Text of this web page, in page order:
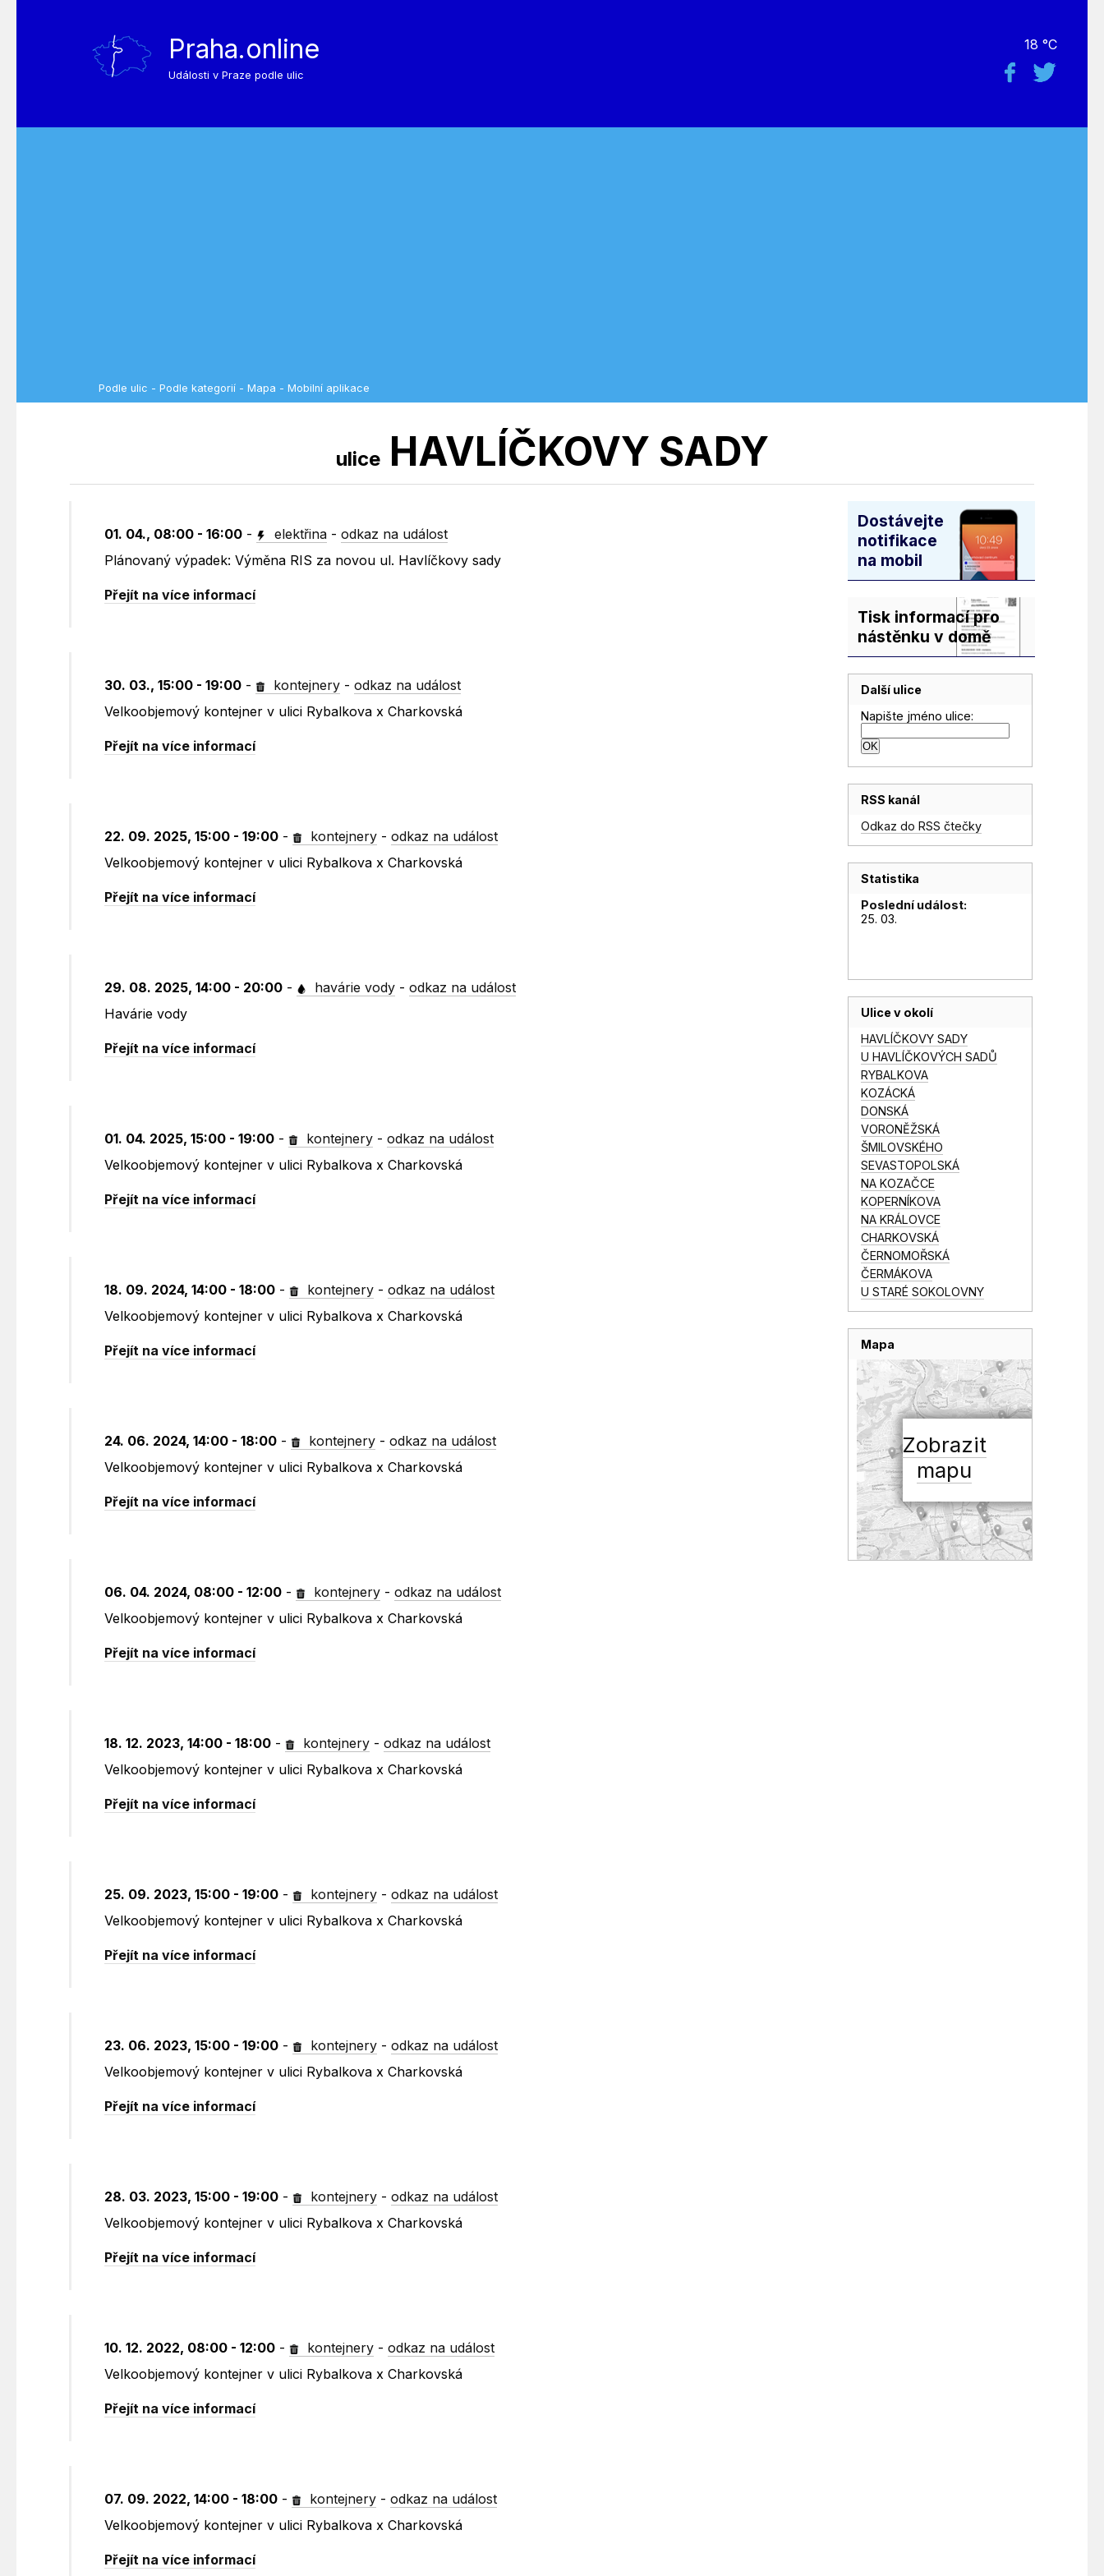
Praha.online
Události v Praze podle ulic
18 °C
Podle ulic - Podle kategorií - Mapa - Mobilní aplikace
uliceHAVLÍČKOVY SADY
01. 04., 08:00 - 16:00 - elektřina -odkaz na událost
Plánovaný výpadek: Výměna RIS za novou ul. Havlíčkovy sady
Přejít na více informací
30. 03., 15:00 - 19:00 - kontejnery -odkaz na událost
Velkoobjemový kontejner v ulici Rybalkova x Charkovská
Přejít na více informací
22. 09. 2025, 15:00 - 19:00 - kontejnery -odkaz na událost
Velkoobjemový kontejner v ulici Rybalkova x Charkovská
Přejít na více informací
29. 08. 2025, 14:00 - 20:00 - havárie vody -odkaz na událost
Havárie vody
Přejít na více informací
01. 04. 2025, 15:00 - 19:00 - kontejnery -odkaz na událost
Velkoobjemový kontejner v ulici Rybalkova x Charkovská
Přejít na více informací
18. 09. 2024, 14:00 - 18:00 - kontejnery -odkaz na událost
Velkoobjemový kontejner v ulici Rybalkova x Charkovská
Přejít na více informací
24. 06. 2024, 14:00 - 18:00 - kontejnery -odkaz na událost
Velkoobjemový kontejner v ulici Rybalkova x Charkovská
Přejít na více informací
06. 04. 2024, 08:00 - 12:00 - kontejnery -odkaz na událost
Velkoobjemový kontejner v ulici Rybalkova x Charkovská
Přejít na více informací
18. 12. 2023, 14:00 - 18:00 - kontejnery -odkaz na událost
Velkoobjemový kontejner v ulici Rybalkova x Charkovská
Přejít na více informací
25. 09. 2023, 15:00 - 19:00 - kontejnery -odkaz na událost
Velkoobjemový kontejner v ulici Rybalkova x Charkovská
Přejít na více informací
23. 06. 2023, 15:00 - 19:00 - kontejnery -odkaz na událost
Velkoobjemový kontejner v ulici Rybalkova x Charkovská
Přejít na více informací
28. 03. 2023, 15:00 - 19:00 - kontejnery -odkaz na událost
Velkoobjemový kontejner v ulici Rybalkova x Charkovská
Přejít na více informací
10. 12. 2022, 08:00 - 12:00 - kontejnery -odkaz na událost
Velkoobjemový kontejner v ulici Rybalkova x Charkovská
Přejít na více informací
07. 09. 2022, 14:00 - 18:00 - kontejnery -odkaz na událost
Velkoobjemový kontejner v ulici Rybalkova x Charkovská
Přejít na více informací
Dostávejte
notifikace
na mobil
Tisk informací pro
nástěnku v domě
Další ulice
Napište jméno ulice:
RSS kanál
Odkaz do RSS čtečky
Statistika
Poslední událost:
25. 03.
Ulice v okolí
HAVLÍČKOVY SADY
U HAVLÍČKOVÝCH SADŮ
RYBALKOVA
KOZÁCKÁ
DONSKÁ
VORONĚŽSKÁ
ŠMILOVSKÉHO
SEVASTOPOLSKÁ
NA KOZAČCE
KOPERNÍKOVA
NA KRÁLOVCE
CHARKOVSKÁ
ČERNOMOŘSKÁ
ČERMÁKOVA
U STARÉ SOKOLOVNY
Mapa
Zobrazit
mapu